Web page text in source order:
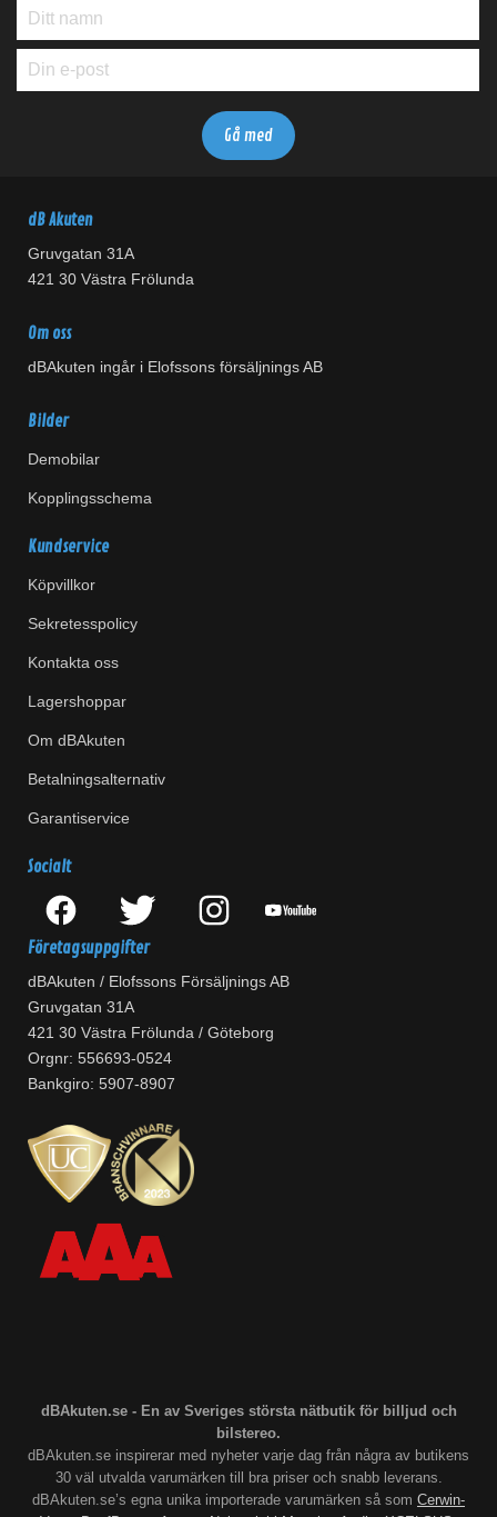
dB Akuten
Gruvgatan 31A
421 30 Västra Frölunda
Om oss
dBAkuten ingår i Elofssons försäljnings AB
Bilder
Demobilar
Kopplingsschema
Kundservice
Köpvillkor
Sekretesspolicy
Kontakta oss
Lagershoppar
Om dBAkuten
Betalningsalternativ
Garantiservice
Socialt
Företagsuppgifter
dBAkuten / Elofssons Försäljnings AB
Gruvgatan 31A
421 30 Västra Frölunda / Göteborg
Orgnr: 556693-0524
Bankgiro: 5907-8907
dBAkuten.se - En av Sveriges största nätbutik för billjud och
bilstereo.
dBAkuten.se inspirerar med nyheter varje dag från några av butikens
30 väl utvalda varumärken till bra priser och snabb leverans.
dBAkuten.se’s egna unika importerade varumärken så som Cerwin-